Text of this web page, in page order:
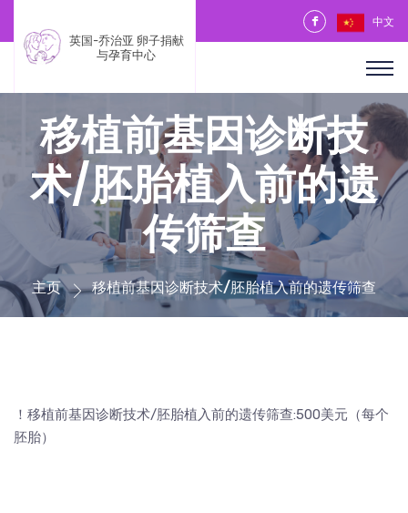
中文
英国-乔治亚 卵子捐献
与孕育中心
移植前基因诊断技
术/胚胎植入前的遗
传筛查
主页 移植前基因诊断技术/胚胎植入前的遗传筛查
！移植前基因诊断技术/胚胎植入前的遗传筛查:500美元（每个
胚胎）